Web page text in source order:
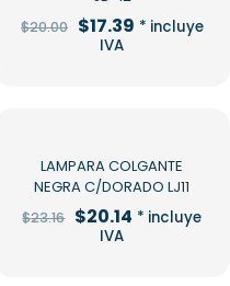
$20.00 El
precio
$17.39El
precio
* incluye
IVA
-13%
LAMPARA COLGANTE
NEGRA C/DORADO LJ11
$23.16 El
precio
$20.14 El
precio
* incluye
IVA